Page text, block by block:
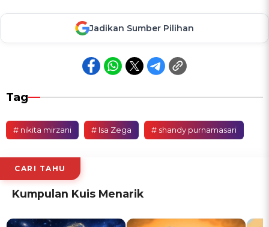
Jadikan Sumber Pilihan
Tag
# nikita mirzani # Isa Zega # shandy purnamasari
CARI TAHU
Kumpulan Kuis Menarik